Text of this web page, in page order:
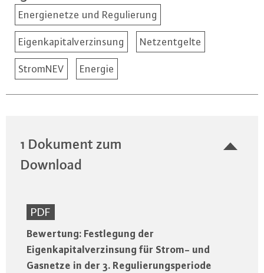
Energienetze und Regulierung
Eigenkapitalverzinsung Netzentgelte
StromNEV Energie
1 Dokument zum
Download
PDF
Bewertung: Festlegung der
Eigenkapitalverzinsung für Strom- und
Gasnetze in der 3. Regulierungsperiode